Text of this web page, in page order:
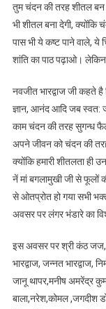
तुम चंदन की तरह शीतल बन
भी शीतल बना देगी, क्योंकि
पास भी ये कष्ट पाने वाले,
शांति का पाठ पढ़ाओ।
नवजीत भारद्वाज जी कहते
ज्ञान, आनंद आदि जब स्वत:
काम चंदन की तरह सुगन्ध
अपने जीवन को चंदन की तरह
क्योंकि हमारी शीतलता
नें मां बगलामुखी जी से फूलों
से ओतप्रोत हो गया सभी
अवसर पर लंगर भंडारे का
इस अवसर पर श्री कंठ जज,
भारद्वाज, जन्नत भारद्वाज,
जानू थापर,मनीष अमरेंद्र
बाला,नरेश,कोमल ,जगदीश